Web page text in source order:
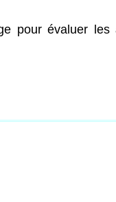
pour évaluer les